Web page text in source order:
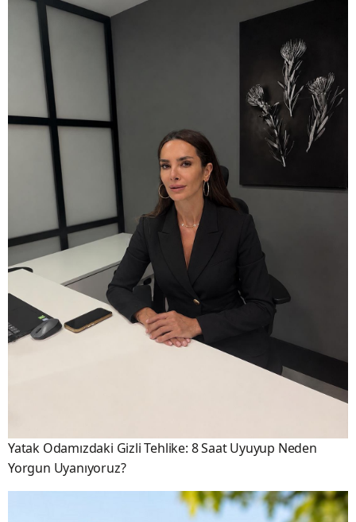
Yatak Odamızdaki Gizli Tehlike: 8 Saat Uyuyup Neden
Yorgun Uyanıyoruz?